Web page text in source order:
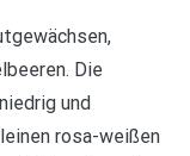
Die
und
rosa-weißen